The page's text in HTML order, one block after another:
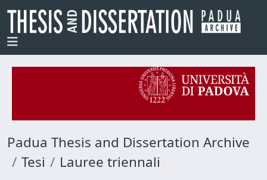
Padua Thesis and Dissertation Archive
Tesi
Lauree triennali